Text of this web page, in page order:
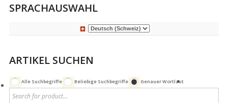
SPRACHAUSWAHL
ARTIKEL SUCHEN
Alle Suchbegriffe Beliebige Suchbegriffe Genauer Wortlaut